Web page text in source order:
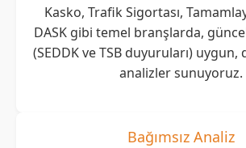
Kasko, Trafik Sigortası,
DASK gibi temel branşlarda,
(SEDDK ve TSB duyuruları)
analizler sunuyoruz.
Bağımsız Analiz